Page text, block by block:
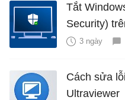
Tắt
Security)
3 ngày
Cách sửa
Ultraviewer